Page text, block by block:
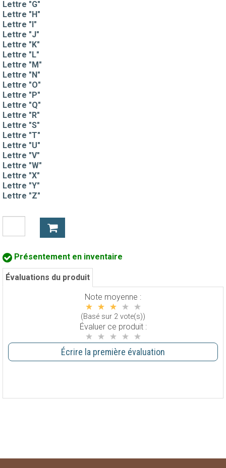
Lettre "G"
Lettre "H"
Lettre "I"
Lettre "J"
Lettre "K"
Lettre "L"
Lettre "M"
Lettre "N"
Lettre "O"
Lettre "P"
Lettre "Q"
Lettre "R"
Lettre "S"
Lettre "T"
Lettre "U"
Lettre "V"
Lettre "W"
Lettre "X"
Lettre "Y"
Lettre "Z"
Présentement en inventaire
Évaluations du produit
Note moyenne :
(Basé sur 2 vote(s))
Évaluer ce produit :
Écrire la première évaluation